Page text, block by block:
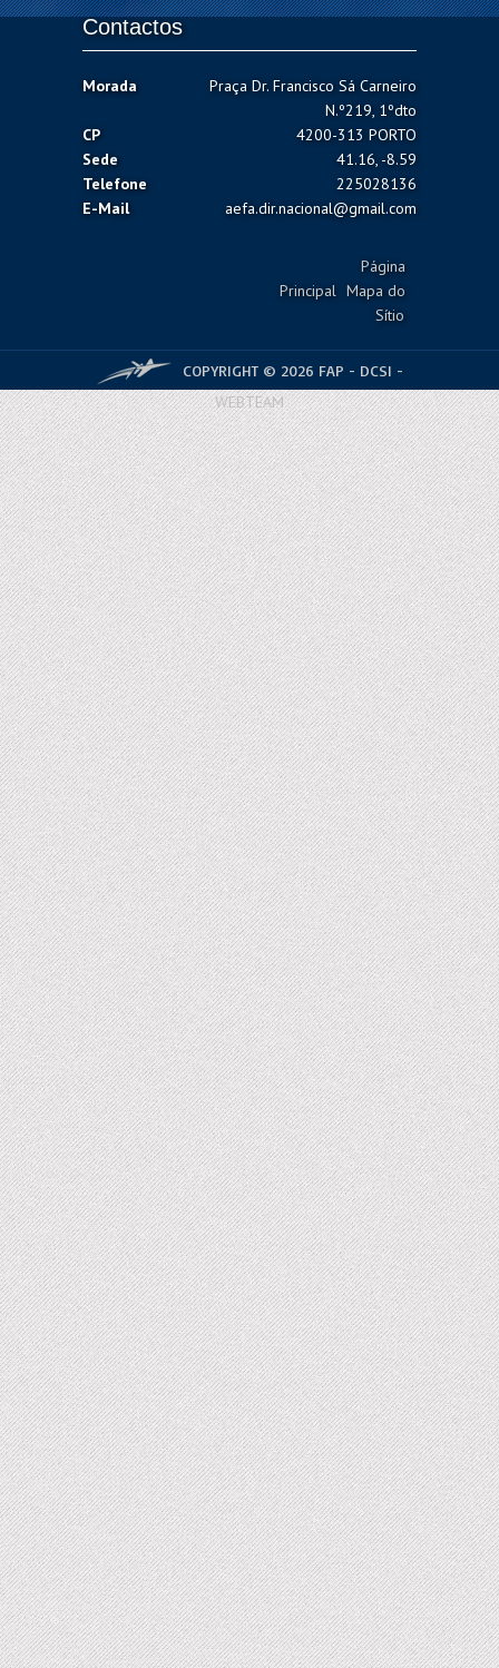
Contactos
Morada
Praça Dr. Francisco Sá Carneiro
N.º219, 1ºdto
CP
4200-313 PORTO
Sede
41.16, -8.59
Telefone
225028136
E-Mail
aefa.dir.nacional@gmail.com
Página
Principal Mapa do
Sítio
COPYRIGHT © 2026 FAP - DCSI -
WEBTEAM